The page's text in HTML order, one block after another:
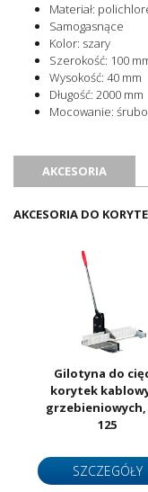
Materiał:
Samogasnące
Kolor: szary
Szerokość: 100
Wysokość: 40 mm
Długość: 2000 mm
Mocowanie:
AKCESORIA
AKCESORIA DO
Gilotyna do
korytek
grzebieniowych,
125
SZCZEGÓŁY